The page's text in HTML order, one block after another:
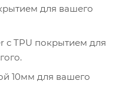
для вашего
TPU покрытием для
10мм для вашего